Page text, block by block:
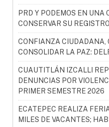
PRD Y PODEMOS EN UNA
CONSERVAR SU REGISTRO
CONFIANZA CIUDADANA,
CONSOLIDAR LA PAZ:
CUAUTITLÁN IZCALLI
DENUNCIAS POR
PRIMER SEMESTRE 2026
ECATEPEC REALIZA
MILES DE VACANTES;